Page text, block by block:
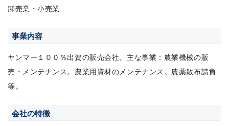
卸売業・小売業
事業内容
ヤンマー１００％出資の販売会社。主な事業：農業機械の販
売・メンテナンス。農業用資材のメンテナンス。農薬散布請負
等。
会社の特徴